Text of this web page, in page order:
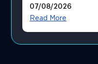
โดยตรง
07/08/2026
Read More